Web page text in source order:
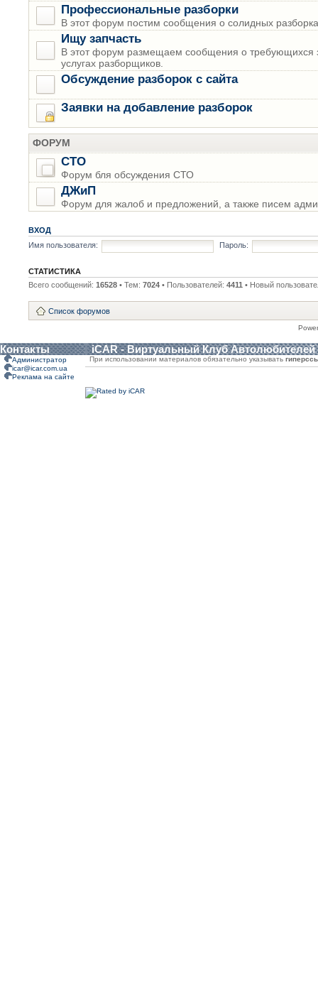
Профессиональные разборки
В этот форум постим сообщения о солидных
Ищу запчасть
В этот форум размещаем сообщения о требующихся
услугах разборщиков.
Обсуждение разборок с сайта
Заявки на добавление разборок
ФОРУМ
СТО
Форум бля обсуждения СТО
ДЖиП
Форум для жалоб и предложений, а также писем
ВХОД
Имя пользователя:
Пароль:
СТАТИСТИКА
Всего сообщений: 16528 • Тем: 7024 • Пользователей: 4411 • Новый
Список форумов
Контакты iCAR - Виртуальный Клуб Автолюбителей
Администратор
icar@icar.com.ua
Реклама на сайте
При использовании материалов обязательно указывать